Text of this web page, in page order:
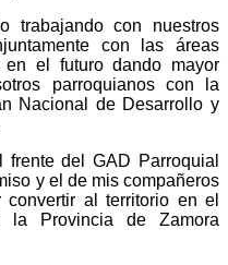
trabajando con nuestros
con las áreas
en el futuro dando mayor
parroquianos con la
Nacional de Desarrollo y
del GAD Parroquial
y el de mis compañeros
al territorio en el
la Provincia de Zamora